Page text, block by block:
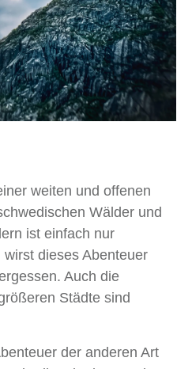
weiten und offenen
Wälder und
ist einfach nur
dieses Abenteuer
Auch die
Städte sind
der anderen Art